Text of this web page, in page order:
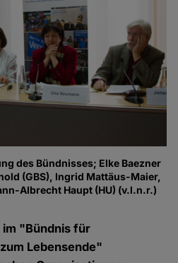
des Bündnisses; Elke Baezner
(GBS), Ingrid Mattäus-Maier,
Albrecht Haupt (HU) (v.l.n.r.)
im "Bündnis für
Lebensende"